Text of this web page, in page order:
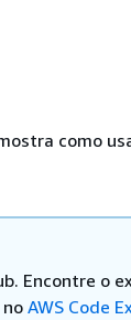
como
Encontre o
AWS Code